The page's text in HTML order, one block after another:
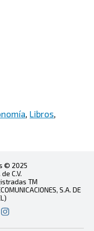
Libros
© 2025
C.V.
TM
S.A. DE